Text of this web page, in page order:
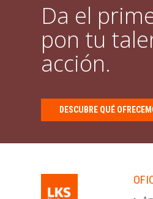
Da el
pon tu
acción.
DESCUBRE QUÉ